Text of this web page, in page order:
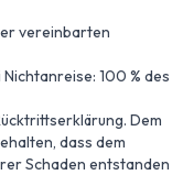
vereinbarten
100 % des
Dem
dass dem
Schaden entstanden